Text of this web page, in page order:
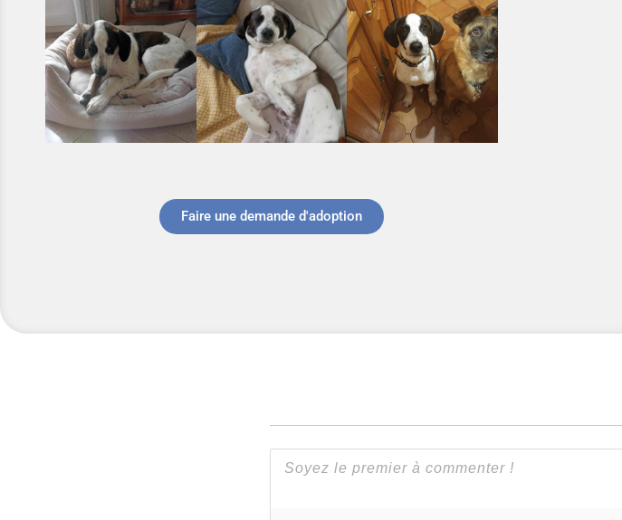
Faire une demande d'adoption